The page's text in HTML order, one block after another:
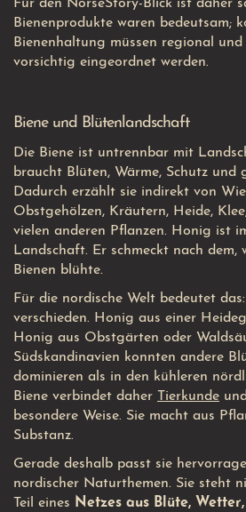
Für den NorseStory-Blick ist daher
Bienenprodukte waren bedeutsam;
Bienenhaltung müssen regional
vorsichtig eingeordnet werden.
Biene und Blütenlandschaft
Die Biene ist untrennbar mit
braucht Blüten, Wärme, Schutz und
Dadurch erzählt sie indirekt von
Obstgehölzen, Kräutern, Heide,
vielen anderen Pflanzen. Honig ist
Landschaft. Er schmeckt nach dem,
Bienen blühte.
Für die nordische Welt bedeutet
verschieden. Honig aus einer
Honig aus Obstgärten oder
Südskandinavien konnten andere
dominieren als in den kühleren
Biene verbindet daher Tierkunde und
besondere Weise. Sie macht aus
Substanz.
Gerade deshalb passt sie
nordischer Naturthemen. Sie steht
Teil eines Netzes aus Blüte,